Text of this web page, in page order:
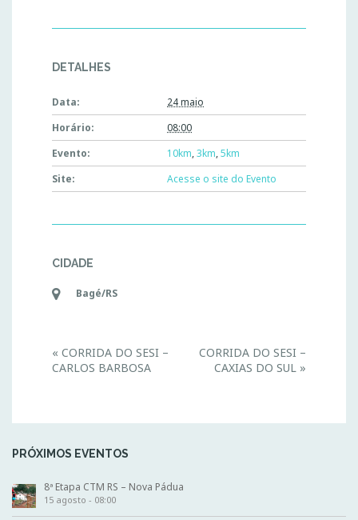
DETALHES
Data:
24 maio
Horário:
08:00
Evento:
10km,3km,5km
Site:
Acesse o site do Evento
CIDADE
Bagé/RS
v
e
g
t
i
« CORRIDA DO SESI –
CARLOS BARBOSA
CORRIDA DO SESI –
CAXIAS DO SUL »
PRÓXIMOS EVENTOS
8ª Etapa CTM RS – Nova Pádua
15 agosto - 08:00